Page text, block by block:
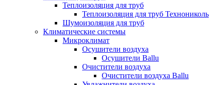
Теплоизоляция для труб
Теплоизоляция для труб Технониколь
Шумоизоляция для труб
Климатические системы
Микроклимат
Осушители воздуха
Осушители Ballu
Очистители воздуха
Очистители воздуха Ballu